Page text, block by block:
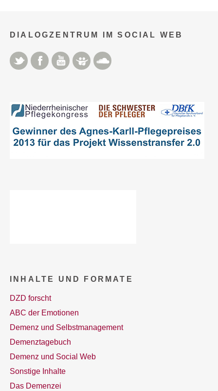
DIALOGZENTRUM IM SOCIAL WEB
Twitter FacebookYouTubeSlideshare
INHALTE UND FORMATE
DZD forscht
ABC der Emotionen
Demenz und Selbstmanagement
Demenztagebuch
Demenz und Social Web
Sonstige Inhalte
Das Demenzei